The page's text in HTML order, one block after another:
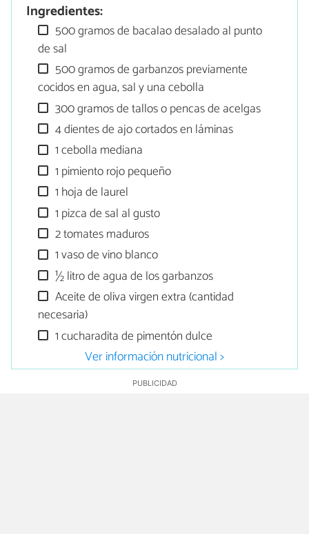
Ingredientes:
500 gramos de bacalao desalado al punto
de sal
500 gramos de garbanzos previamente
cocidos en agua, sal y una cebolla
300 gramos de tallos o pencas de acelgas
4 dientes de ajo cortados en láminas
1 cebolla mediana
1 pimiento rojo pequeño
1 hoja de laurel
1 pizca de sal al gusto
2 tomates maduros
1 vaso de vino blanco
½ litro de agua de los garbanzos
Aceite de oliva virgen extra (cantidad
necesaria)
1 cucharadita de pimentón dulce
Ver información nutricional >